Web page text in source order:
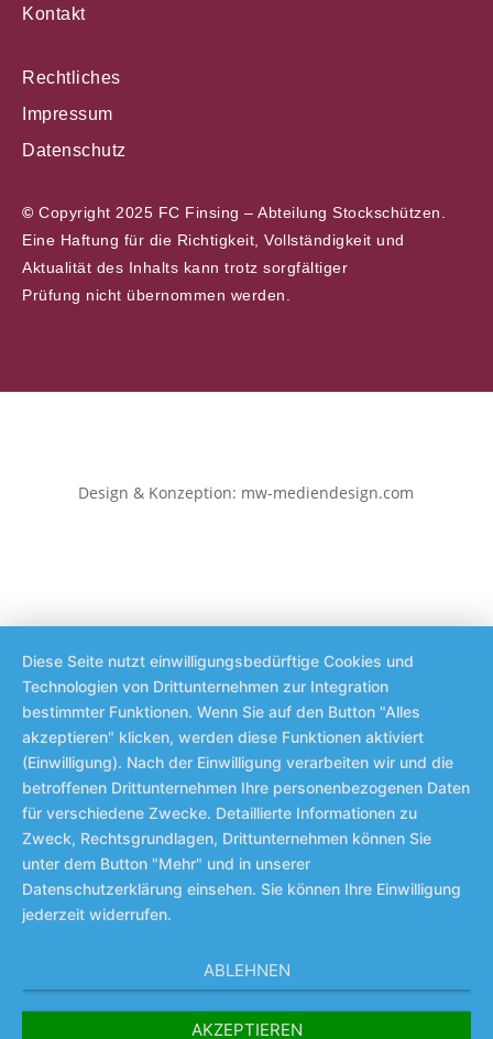
Kontakt
Rechtliches
Impressum
Datenschutz
© Copyright 2025 FC Finsing – Abteilung Stockschützen.
Eine Haftung für die Richtigkeit, Vollständigkeit und
Aktualität des Inhalts kann trotz sorgfältiger
Prüfung nicht übernommen werden.
Design & Konzeption: mw-mediendesign.com
Diese Seite nutzt einwilligungsbedürftige Cookies und
Technologien von Drittunternehmen zur Integration
bestimmter Funktionen. Wenn Sie auf den Button "Alles
akzeptieren" klicken, werden diese Funktionen aktiviert
(Einwilligung). Nach der Einwilligung verarbeiten wir und die
betroffenen Drittunternehmen Ihre personenbezogenen Daten
für verschiedene Zwecke. Detaillierte Informationen zu
Zweck, Rechtsgrundlagen, Drittunternehmen können Sie
unter dem Button "Mehr" und in unserer
Datenschutzerklärung einsehen. Sie können Ihre Einwilligung
jederzeit widerrufen.
ABLEHNEN
AKZEPTIEREN